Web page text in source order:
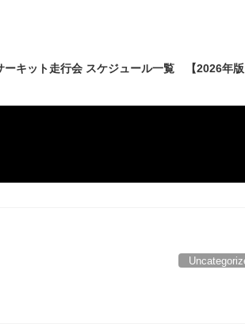
ーキット走行会 スケジュール一覧 【2026年版